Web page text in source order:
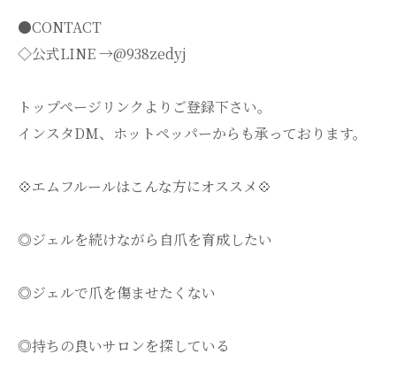
●CONTACT
◇公式LINE →@938zedyj
トップページリンクよりご登録下さい。
インスタDM、ホットペッパーからも承っております。
💠エムフルールはこんな方にオススメ💠
◎ジェルを続けながら自爪を育成したい
◎ジェルで爪を傷ませたくない
◎持ちの良いサロンを探している